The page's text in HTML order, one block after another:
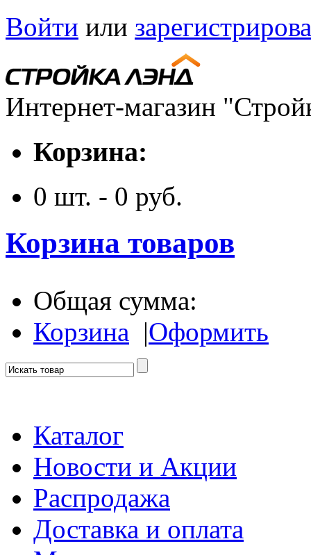
Войти или
Интернет-магазин
Корзина:
0 шт. - 0 руб.
Корзина товаров
Общая сумма:
Корзина |Оформить
Каталог
Новости и Акции
Распродажа
Доставка и оплата